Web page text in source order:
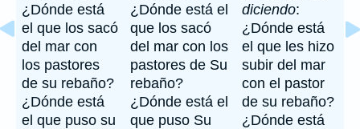
¿Dónde está
el que los sacó
del mar con
los pastores
de su rebaño?
¿Dónde está
el que puso su
¿Dónde está el
que los sacó
del mar con los
pastores de Su
rebaño?
¿Dónde está el
que puso Su
diciendo:
¿Dónde está
el que les hizo
subir del mar
con el pastor
de su rebaño?
¿Dónde está